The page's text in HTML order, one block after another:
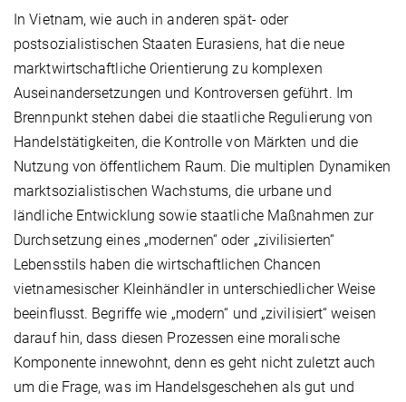
In Vietnam, wie auch in anderen spät- oder
postsozialistischen Staaten Eurasiens, hat die neue
marktwirtschaftliche Orientierung zu komplexen
Auseinandersetzungen und Kontroversen geführt. Im
Brennpunkt stehen dabei die staatliche Regulierung von
Handelstätigkeiten, die Kontrolle von Märkten und die
Nutzung von öffentlichem Raum. Die multiplen Dynamiken
marktsozialistischen Wachstums, die urbane und
ländliche Entwicklung sowie staatliche Maßnahmen zur
Durchsetzung eines „modernen“ oder „zivilisierten“
Lebensstils haben die wirtschaftlichen Chancen
vietnamesischer Kleinhändler in unterschiedlicher Weise
beeinflusst. Begriffe wie „modern“ und „zivilisiert“ weisen
darauf hin, dass diesen Prozessen eine moralische
Komponente innewohnt, denn es geht nicht zuletzt auch
um die Frage, was im Handelsgeschehen als gut und